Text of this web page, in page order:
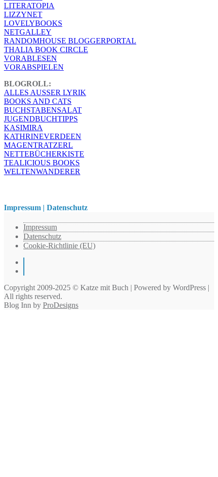
LITERATOPIA
LIZZYNET
LOVELYBOOKS
NETGALLEY
RANDOMHOUSE BLOGGERPORTAL
THALIA BOOK CIRCLE
VORABLESEN
VORABSPIELEN
BLOGROLL:
ALLES AUSSER LYRIK
BOOKS AND CATS
BUCHSTABENSALAT
JUGENDBUCHTIPPS
KASIMIRA
KATHRINEVERDEEN
MAGENTRATZERL
NETTEBÜCHERKISTE
TEALICIOUS BOOKS
WELTENWANDERER
Impressum | Datenschutz
Impressum
Datenschutz
Cookie-Richtlinie (EU)
Copyright 2009-2025 © Katze mit Buch | Powered by WordPress |
All rights reserved.
Blog Inn by ProDesigns